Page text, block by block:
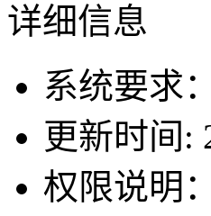
详细信息
系统要求
更新时间:
权限说明：